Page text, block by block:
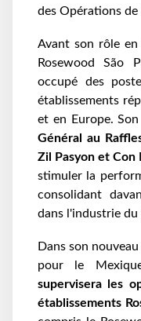
des Opérations
Avant son rôle
Rosewood São
occupé des
établissements
et en Europe.
Général au
Zil Pasyon et Con
stimuler la
consolidant
dans l'industrie du
Dans son
pour le
supervisera les
établissements